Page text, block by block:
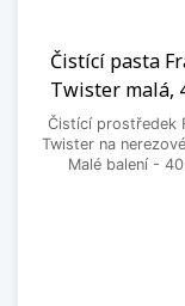
Čistící pasta
Twister malá,
Čistící prostředek
Twister na
Malé balení -